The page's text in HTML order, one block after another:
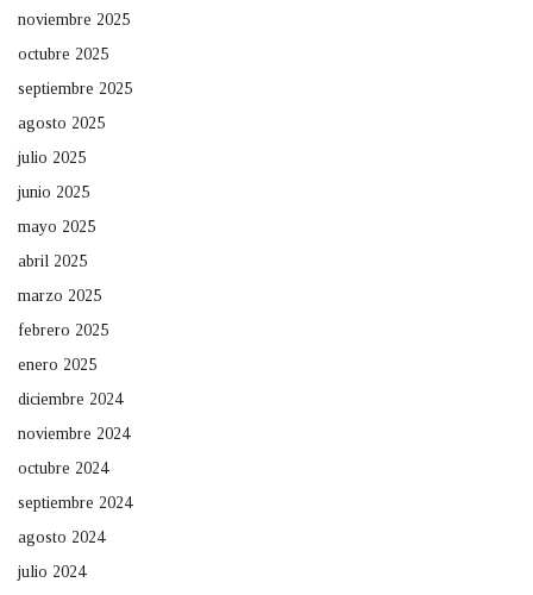
noviembre 2025
octubre 2025
septiembre 2025
agosto 2025
julio 2025
junio 2025
mayo 2025
abril 2025
marzo 2025
febrero 2025
enero 2025
diciembre 2024
noviembre 2024
octubre 2024
septiembre 2024
agosto 2024
julio 2024